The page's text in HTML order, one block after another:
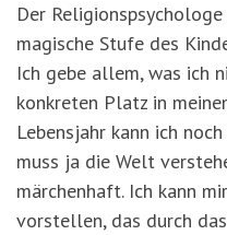
Der Religionspsychologe
magische Stufe des
Ich gebe allem, was ich
konkreten Platz in
Lebensjahr kann ich
muss ja die Welt
märchenhaft. Ich kann
vorstellen, das durch